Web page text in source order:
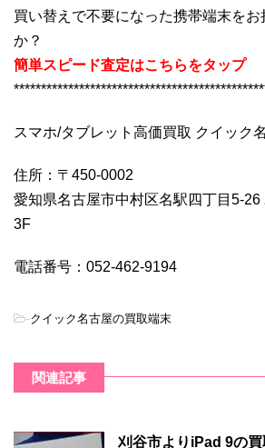
買い替えで不要になった携帯端末を
か？
簡単スピード査定はこちらをタップ
スマホ/タブレット高価買取 クイック
住所：〒450-0002
愛知県名古屋市中村区名駅四丁目5-
3F
電話番号：052-462-9194
-クイック名古屋の買取端末
関連記事
刈谷市よりiPad 9の